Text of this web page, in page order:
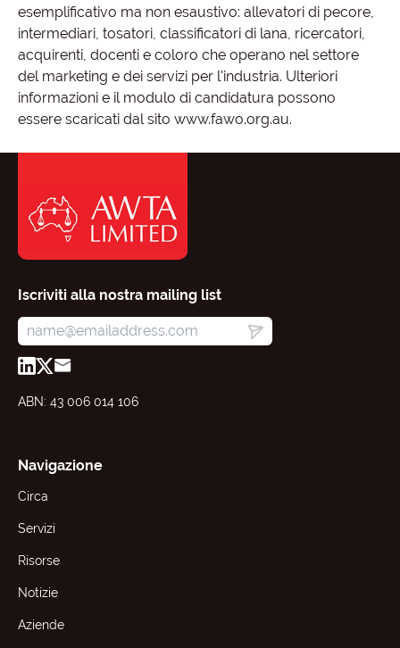
esemplificativo ma non esaustivo: allevatori di pecore,
intermediari, tosatori, classificatori di lana, ricercatori,
acquirenti, docenti e coloro che operano nel settore
del marketing e dei servizi per l'industria. Ulteriori
informazioni e il modulo di candidatura possono
essere scaricati dal sito www.fawo.org.au.
Iscriviti alla nostra mailing list
ABN: 43 006 014 106
Navigazione
Circa
Servizi
Risorse
Notizie
Aziende